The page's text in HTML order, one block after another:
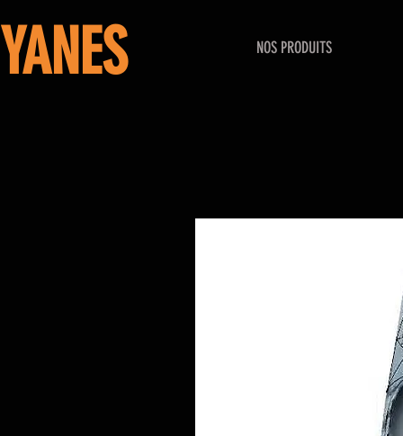
YANES NOS PRODUITS